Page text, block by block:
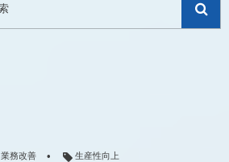
業務改善 生産性向上